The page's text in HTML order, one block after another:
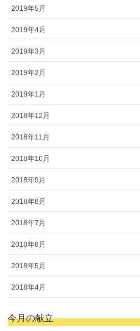
2019年5月
2019年4月
2019年3月
2019年2月
2019年1月
2018年12月
2018年11月
2018年10月
2018年9月
2018年8月
2018年7月
2018年6月
2018年5月
2018年4月
今月の献立